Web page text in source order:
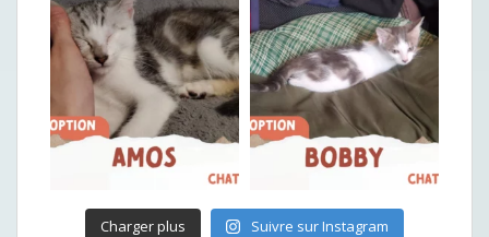
Charger plus Suivre sur Instagram